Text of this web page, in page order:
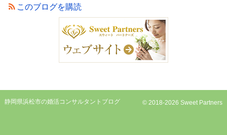
このブログを購読
© 2018-2026 Sweet Partners
静岡県浜松市の婚活コンサルタントブログ